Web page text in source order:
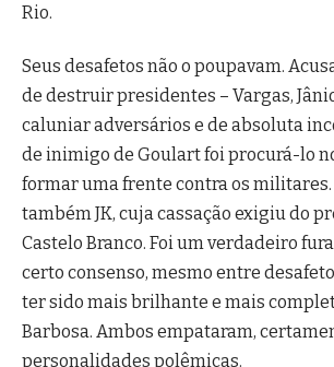
Rio.
Seus desafetos não o poupavam.
de destruir presidentes – Vargas,
caluniar adversários e de absoluta
de inimigo de Goulart foi procurá-lo
formar uma frente contra os
também JK, cuja cassação exigiu do
Castelo Branco. Foi um verdadeiro
certo consenso, mesmo entre
ter sido mais brilhante e mais
Barbosa. Ambos empataram,
personalidades polêmicas.